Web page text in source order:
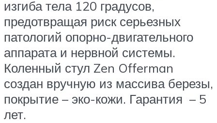
изгиба тела 120 градусов,
предотвращая риск серьезных
патологий опорно-двигательного
аппарата и нервной системы.
Коленный стул Zen Offerman
создан вручную из массива березы,
покрытие – эко-кожи. Гарантия – 5
лет.